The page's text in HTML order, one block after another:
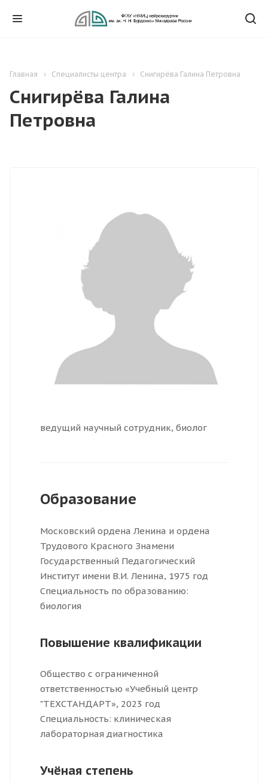
Главная Специалисты центра Снигирёва Галина Петровна
Снигирёва Галина
Петровна
ведущий научный сотрудник, биолог
Образование
Московский ордена Ленина и ордена
Трудового Красного Знамени
Государственный Педагогический
Институт имени В.И. Ленина, 1975 год
Специальность по образованию:
биология
Повышение квалификации
Общество с ограниченной
ответственностью «Учебный центр
"ТЕХСТАНДАРТ», 2023 год
Специальность: клиническая
лабораторная диагностика
Учёная степень